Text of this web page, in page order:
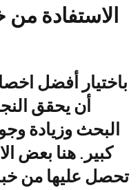
الاستفادة
باختيار أفضل
أن يحقق
البحث وزيادة
كبير. هنا بعض
تحصل عليها من